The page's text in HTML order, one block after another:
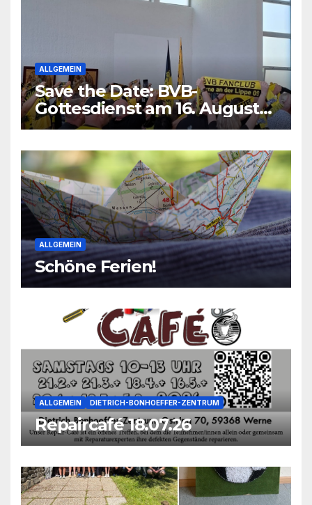
ALLGEMEIN
Save the Date: BVB-
Gottesdienst am 16. August
2026
ALLGEMEIN
Schöne Ferien!
ALLGEMEIN DIETRICH-BONHOEFFER-ZENTRUM
Repaircafé 18.07.26